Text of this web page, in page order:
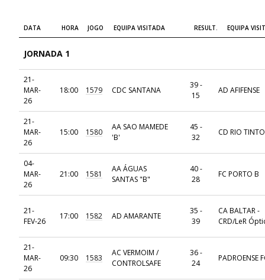
DATA HORA JOGO EQUIPA VISITADA RESULT. EQUIPA
JORNADA 1
21-
MAR-
26
18:00 1579 CDC SANTANA
39 -
15
AD AFIFENSE
21-
MAR-
26
15:00 1580
AA SAO MAMEDE
'B'
45 -
32
CD RIO TINTO
04-
MAR-
26
21:00 1581
AA ÁGUAS
SANTAS "B"
40 -
28
FC PORTO B
21-
FEV-26
17:00 1582 AD AMARANTE
35 -
39
CA BALTAR -
CRD/LeR
21-
MAR-
26
09:30 1583
AC VERMOIM /
CONTROLSAFE
36 -
24
PADROENSE